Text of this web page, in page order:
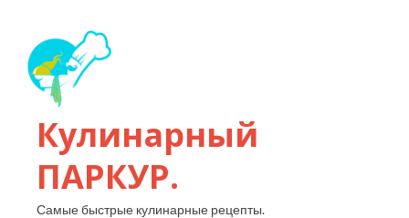
Кулинарный
ПАРКУР.
Самые быстрые кулинарные рецепты.